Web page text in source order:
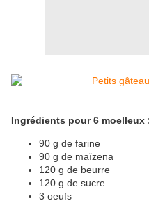
Ingrédients pour 6 moelleux
90 g de farine
90 g de maïzena
120 g de beurre
120 g de sucre
3 oeufs